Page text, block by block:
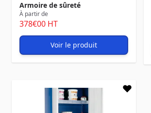
Armoire de sûreté
À partir de
378€00 HT
Voir le produit